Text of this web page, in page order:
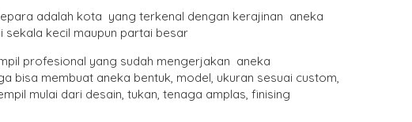
adalah kota yang terkenal dengan kerajinan aneka
kecil maupun partai besar
profesional yang sudah mengerjakan aneka
bisa membuat aneka bentuk, model, ukuran sesuai custom,
mulai dari desain, tukan, tenaga amplas, finising